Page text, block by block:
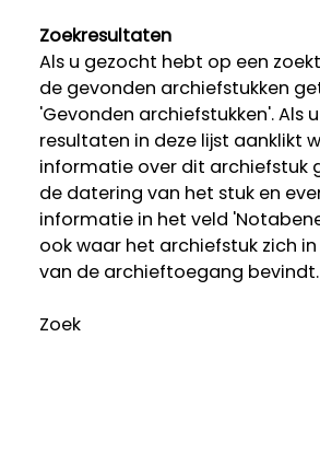
Zoekresultaten
Als u gezocht hebt op een
de gevonden archiefstukken
'Gevonden archiefstukken'. Als
resultaten in deze lijst aanklikt
informatie over dit archiefstuk
de datering van het stuk en
informatie in het veld
ook waar het archiefstuk zich
van de archieftoegang bevindt.
Zoek